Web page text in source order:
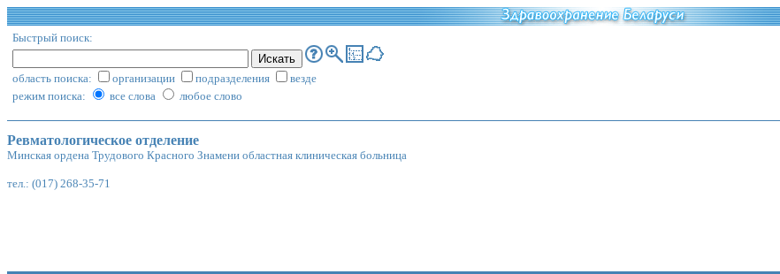
Быстрый поиск:
область поиска: организации подразделения
везде
режим поиска:
все слова любое слово
Ревматологическое отделение
Минская ордена Трудового Красного Знамени областная клиническая больница
тел.: (017) 268-35-71